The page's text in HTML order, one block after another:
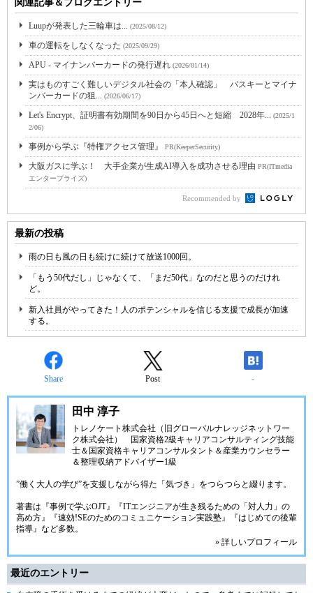
関連記事＆ブログエントリー
Luupが発表した三輪車は... (2025/08/12)
車の運転をしなくなった (2025/09/29)
APU - マイナンバーカードの発行遅れ (2026/01/14)
実はものすごく難しいデジタル社会の「本人確認」 パスキーとマイナ
ンバーカードの狙... (2026/06/17)
Let's Encrypt、証明書有効期間を90日から45日へと短縮 2028年... (2025/1
2/06)
事例から学ぶ『特権アクセス管理』 PR(KeeperSecurity)
大阪ガスに学ぶ！ 大手企業が生成AI導入を成功させる理由 PR(ITmedia
エンタープライズ)
Recommended by
最新の投稿
雨の日も風の日も続けに続けて放送1000回。
「もう50代だし」じゃなくて、「まだ50代」なのだと思うのだけれ
ど。
新入社員がやってきた！人のポテンシャルを信じる支援で成長が加速
する。
Share Post -
田中 淳子
トレノケート株式会社（旧グローバルナレッジネットワー
ク株式会社）
国家資格2級キャリアコンサルティング技能
士＆国家資格キャリアコンサルタント＆産業カウンセラー
＆整理収納アドバイザー1級
”働く大人の学び”を支援しながら得た「気づき」をつらつらと綴ります。
著書は『事例で学ぶOJT』『ITエンジニアが生き残るための「対人力」の
高め方』『速効!SEのためのコミュニケーション実践塾』『はじめての後輩
指導』など多数。
» 詳しいプロフィール
最近のエントリー